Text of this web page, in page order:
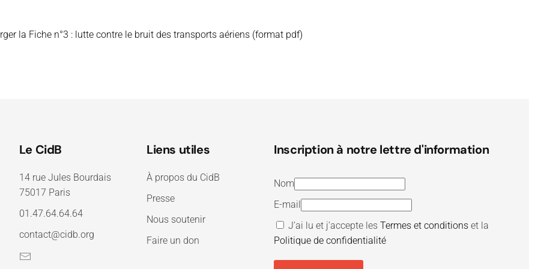
la Fiche n°3 : lutte contre le bruit des transports aériens (format pdf)
Le CidB
14 rue Jules Bourdais
75017 Paris
01.47.64.64.64
contact@cidb.org
Liens utiles
À propos du CidB
Presse
Nous soutenir
Faire un don
Inscription à notre lettre d'information
Nom
E-mail
J’ai lu et j’accepte lesTermes et conditions et la
Politique de confidentialité